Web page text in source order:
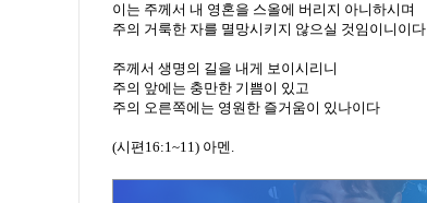
이는 주께서 내 영혼을 스올에 버리지 아니하시며
주의 거룩한 자를 멸망시키지 않으실 것임이니이다
주께서 생명의 길을 내게 보이시리니
주의 앞에는 충만한 기쁨이 있고
주의 오른쪽에는 영원한 즐거움이 있나이다
(시편16:1~11) 아멘.